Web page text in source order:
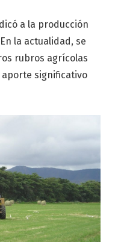
a la producción
la actualidad, se
rubros agrícolas
significativo